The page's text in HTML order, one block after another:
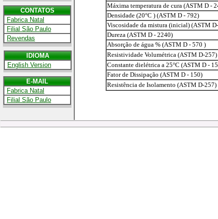
CONTATOS
Fabrica Natal
Filial São Paulo
Revendas
IDIOMA
English Version
E-MAIL
Fabrica Natal
Filial São Paulo
.....................................
Máxima temperatura de cura (ASTM D -
Densidade (20°C ) (ASTM D - 792)
Viscosidade da mistura (inicial) (ASTM
Dureza (ASTM D - 2240)
Absorção de água % (ASTM D - 570 )
Resistividade Volumétrica (ASTM D-257)
Constante dielétrica a 25°C (ASTM D -
Fator de Dissipação (ASTM D - 150)
Resistência de Isolamento (ASTM D-257)